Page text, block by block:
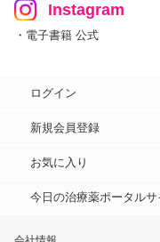
Instagram
・電子書籍 公式
ログイン
新規会員登録
お気に入り
今日の治療薬ポータルサ